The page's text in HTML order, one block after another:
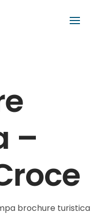
–
brochure turistica